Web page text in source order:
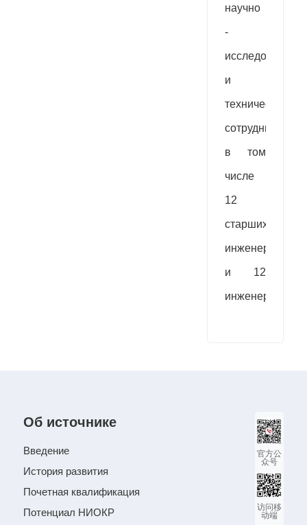
научно
-
и
технических
сотрудника,
в том
числе
12
старших
инженеров
и 12
инженеров.
Об источнике
Введение
История развития
Почетная квалификация
Потенциал НИОКР
官方公
众号
访问移
动端